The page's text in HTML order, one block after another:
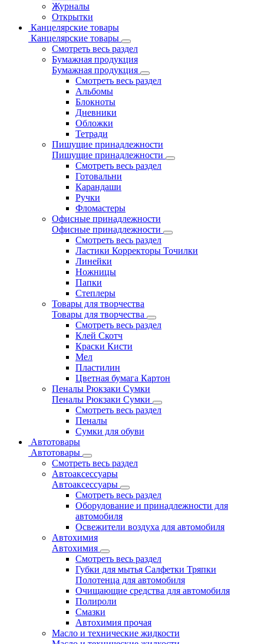
Журналы
Открытки
Канцелярские товары
Канцелярские товары
Смотреть весь раздел
Бумажная продукция
Бумажная продукция
Смотреть весь раздел
Альбомы
Блокноты
Дневники
Обложки
Тетради
Пишущие принадлежности
Пишущие принадлежности
Смотреть весь раздел
Готовальни
Карандаши
Ручки
Фломастеры
Офисные принадлежности
Офисные принадлежности
Смотреть весь раздел
Ластики Корректоры Точилки
Линейки
Ножницы
Папки
Степлеры
Товары для творчества
Товары для творчества
Смотреть весь раздел
Клей Скотч
Краски Кисти
Мел
Пластилин
Цветная бумага Картон
Пеналы Рюкзаки Сумки
Пеналы Рюкзаки Сумки
Смотреть весь раздел
Пеналы
Сумки для обуви
Автотовары
Автотовары
Смотреть весь раздел
Автоаксессуары
Автоаксессуары
Смотреть весь раздел
Оборудование и принадлежности для
автомобиля
Освежители воздуха для автомобиля
Автохимия
Автохимия
Смотреть весь раздел
Губки для мытья Салфетки Тряпки
Полотенца для автомобиля
Очищающие средства для автомобиля
Полироли
Смазки
Автохимия прочая
Масло и технические жидкости